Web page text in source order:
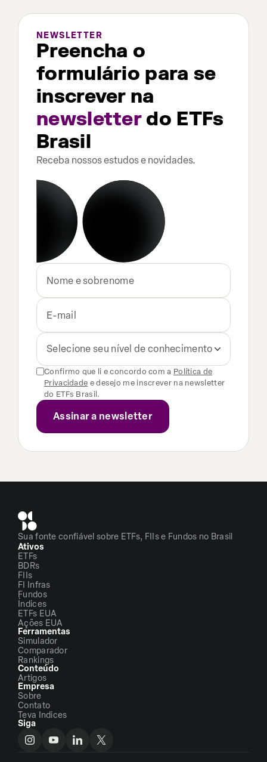
NEWSLETTER
Preencha o
formulário para se
inscrever na
newsletterdo ETFs
Brasil
Receba nossos estudos e novidades.
Selecione seu nível de conhecimento
Confirmo que li e concordo com a Política de
Privacidade e desejo me inscrever na newsletter
do ETFs Brasil.
Sua fonte confiável sobre ETFs, FIIs e Fundos no Brasil
Ativos
ETFs
BDRs
FIIs
FI Infras
Fundos
Índices
ETFs EUA
Ações EUA
Ferramentas
Simulador
Comparador
Rankings
Conteúdo
Artigos
Empresa
Sobre
Contato
Teva Indices
Siga